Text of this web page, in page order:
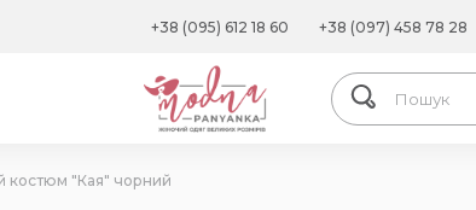
+38 (095) 612 18 60 +38 (097) 458 78 28
костюм "Кая" чорний